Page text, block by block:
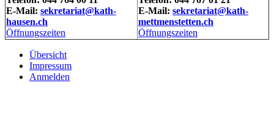
E-Mail: sekretariat@kath-
hausen.ch
Öffnungszeiten
E-Mail: sekretariat@kath-
mettmenstetten.ch
Öffnungszeiten
Übersicht
Impressum
Anmelden